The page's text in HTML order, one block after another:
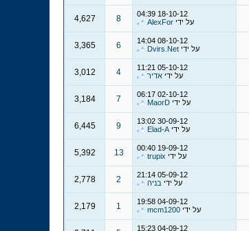
18-10-12
04:39
על ידי AlexFor
8
4,627
08-10-12
14:04
על ידי Dvirs.Net
6
3,365
05-10-12
11:21
על ידי אדיר 4
3,012
02-10-12
06:17
על ידי MaorD
7
3,184
30-09-12
13:02
על ידי Elad-A
9
6,445
19-09-12
00:40
על ידי trupix
13
5,392
05-09-12
21:14
על ידי בניה 2
2,778
04-09-12
19:58
על ידי mcm1200
1
2,179
04-09-12
15:23